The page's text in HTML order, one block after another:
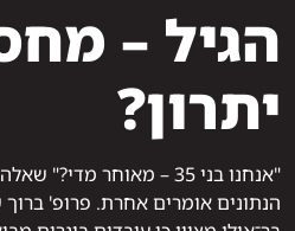
הגיל –
יתרון?
"אנחנו בני 35 – מאוחר מדי?" שאלה מוכרת מאוד.
הנתונים אומרים אחרת. פרופ' ברוך